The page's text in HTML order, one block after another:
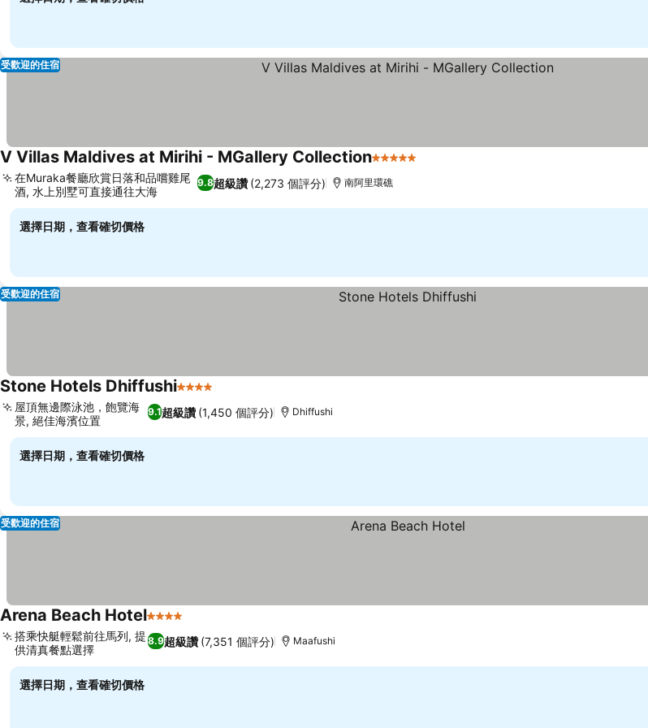
受歡迎的住宿
V Villas Maldives at Mirihi - MGallery Collection5 星級
9.8超級讚 (2,273 個評分)
在Muraka餐廳欣賞日落和品嚐雞尾
酒, 水上別墅可直接通往大海
南阿里環礁
選擇日期，查看確切價格
受歡迎的住宿
Stone Hotels Dhiffushi4 星級
9.1超級讚 (1,450 個評分)
屋頂無邊際泳池，飽覽海
景, 絕佳海濱位置
Dhiffushi
選擇日期，查看確切價格
受歡迎的住宿
Arena Beach Hotel4 星級
8.9超級讚 (7,351 個評分)
搭乘快艇輕鬆前往馬列, 提
供清真餐點選擇
Maafushi
選擇日期，查看確切價格